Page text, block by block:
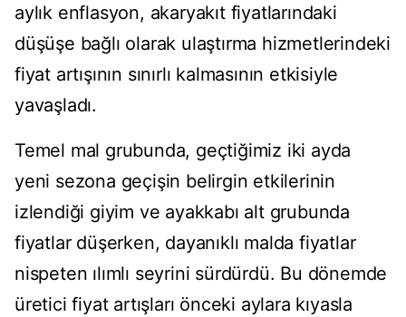
aylık enflasyon, akaryakıt fiyatlarındaki
düşüşe bağlı olarak ulaştırma hizmetlerindeki
fiyat artışının sınırlı kalmasının etkisiyle
yavaşladı.
Temel mal grubunda, geçtiğimiz iki ayda
yeni sezona geçişin belirgin etkilerinin
izlendiği giyim ve ayakkabı alt grubunda
fiyatlar düşerken, dayanıklı malda fiyatlar
nispeten ılımlı seyrini sürdürdü. Bu dönemde
üretici fiyat artışları önceki aylara kıyasla